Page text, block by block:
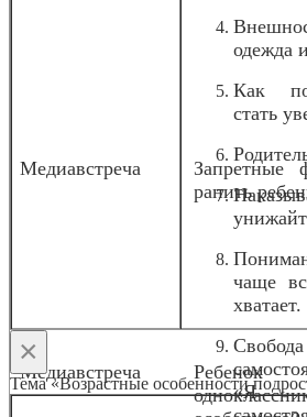
Медиавстреча
Запретные
ранить
Медиавстреча
одежда
Как
стать
чаще
хватает.
«Я
×
Тема «Возрастные особенности